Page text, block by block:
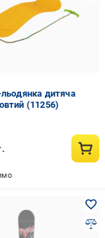
дитяча
(11256)